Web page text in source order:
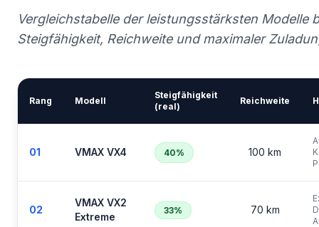
Vergleichstabelle der leistungsstärksten Modelle
Steigfähigkeit, Reichweite und maximaler
Rang Modell
Steigfähigkeit
(real)
Reichweite
01 VMAX VX4 40% 100 km
02
VMAX VX2
Extreme
33% 70 km